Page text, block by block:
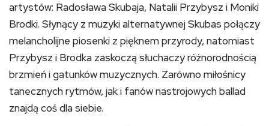
artystów: Radosława Skubaja, Natalii Przybysz i Moniki
Brodki. Słynący z muzyki alternatywnej Skubas połączy
melancholijne piosenki z pięknem przyrody, natomiast
Przybysz i Brodka zaskoczą słuchaczy różnorodnością
brzmień i gatunków muzycznych. Zarówno miłośnicy
tanecznych rytmów, jak i fanów nastrojowych ballad
znajdą coś dla siebie.